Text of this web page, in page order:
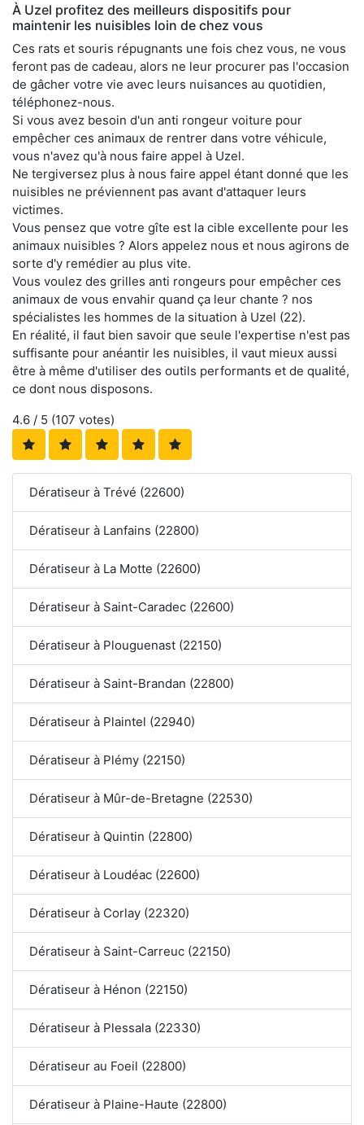
À Uzel profitez des meilleurs dispositifs pour
maintenir les nuisibles loin de chez vous
Ces rats et souris répugnants une fois chez vous, ne vous
feront pas de cadeau, alors ne leur procurer pas l'occasion
de gâcher votre vie avec leurs nuisances au quotidien,
téléphonez-nous.
Si vous avez besoin d'un anti rongeur voiture pour
empêcher ces animaux de rentrer dans votre véhicule,
vous n'avez qu'à nous faire appel à Uzel.
Ne tergiversez plus à nous faire appel étant donné que les
nuisibles ne préviennent pas avant d'attaquer leurs
victimes.
Vous pensez que votre gîte est la cible excellente pour les
animaux nuisibles ? Alors appelez nous et nous agirons de
sorte d'y remédier au plus vite.
Vous voulez des grilles anti rongeurs pour empêcher ces
animaux de vous envahir quand ça leur chante ? nos
spécialistes les hommes de la situation à Uzel (22).
En réalité, il faut bien savoir que seule l'expertise n'est pas
suffisante pour anéantir les nuisibles, il vaut mieux aussi
être à même d'utiliser des outils performants et de qualité,
ce dont nous disposons.
4.6 / 5 (107 votes)
Dératiseur à Trévé (22600)
Dératiseur à Lanfains (22800)
Dératiseur à La Motte (22600)
Dératiseur à Saint-Caradec (22600)
Dératiseur à Plouguenast (22150)
Dératiseur à Saint-Brandan (22800)
Dératiseur à Plaintel (22940)
Dératiseur à Plémy (22150)
Dératiseur à Mûr-de-Bretagne (22530)
Dératiseur à Quintin (22800)
Dératiseur à Loudéac (22600)
Dératiseur à Corlay (22320)
Dératiseur à Saint-Carreuc (22150)
Dératiseur à Hénon (22150)
Dératiseur à Plessala (22330)
Dératiseur au Foeil (22800)
Dératiseur à Plaine-Haute (22800)